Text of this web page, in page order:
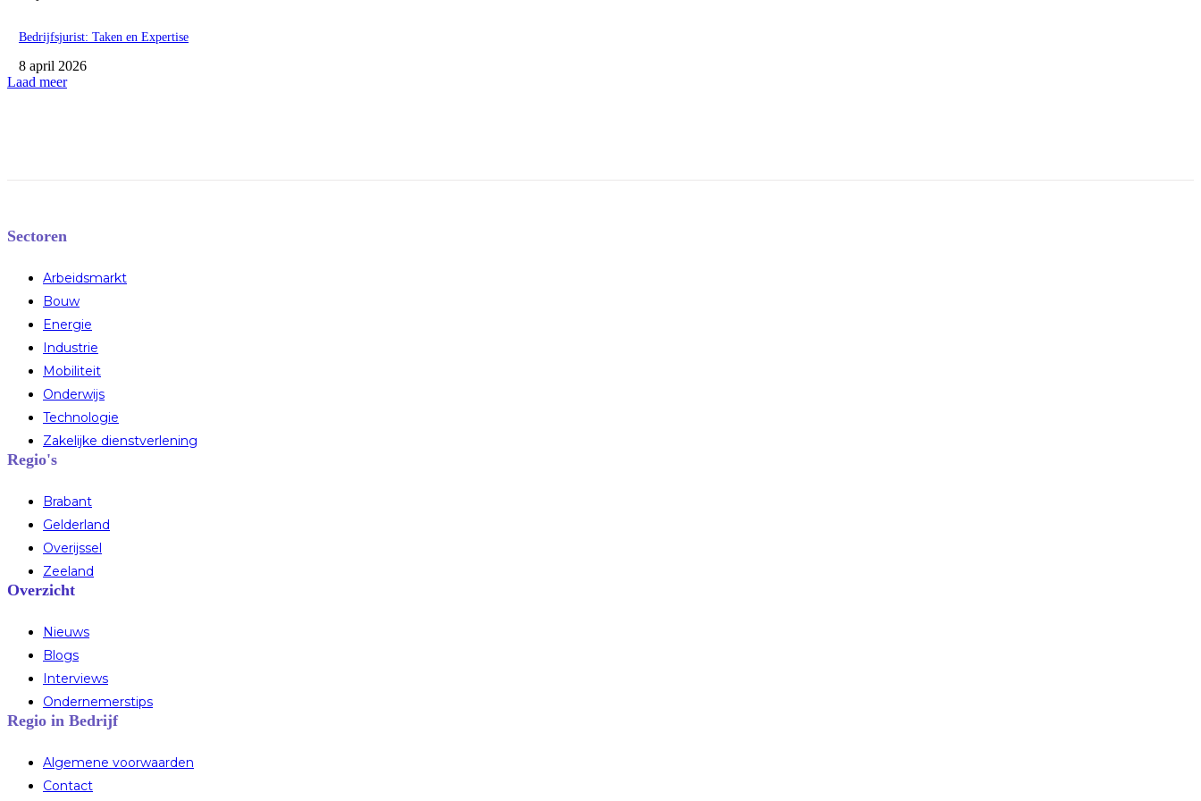
Bedrijfsjurist: Taken en Expertise
8 april 2026
Laad meer
Sectoren
Arbeidsmarkt
Bouw
Energie
Industrie
Mobiliteit
Onderwijs
Technologie
Zakelijke dienstverlening
Regio's
Brabant
Gelderland
Overijssel
Zeeland
Overzicht
Nieuws
Blogs
Interviews
Ondernemerstips
Regio in Bedrijf
Algemene voorwaarden
Contact